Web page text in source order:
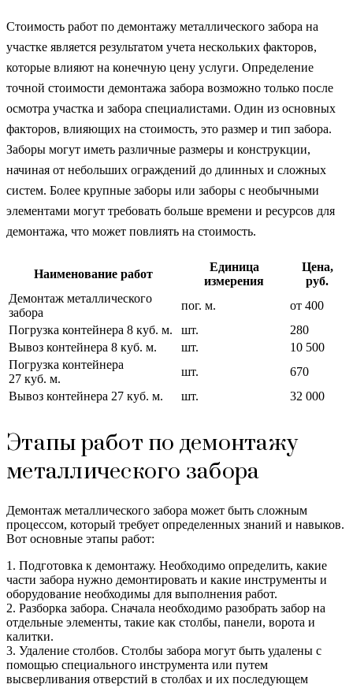
Стоимость работ по демонтажу металлического забора на
участке является результатом учета нескольких факторов,
которые влияют на конечную цену услуги. Определение
точной стоимости демонтажа забора возможно только после
осмотра участка и забора специалистами. Один из основных
факторов, влияющих на стоимость, это размер и тип забора.
Заборы могут иметь различные размеры и конструкции,
начиная от небольших ограждений до длинных и сложных
систем. Более крупные заборы или заборы с необычными
элементами могут требовать больше времени и ресурсов для
демонтажа, что может повлиять на стоимость.
Наименование работ
Единица
измерения
Цена,
руб.
Демонтаж металлического
забора
пог. м.
от 400
Погрузка контейнера 8 куб. м.
шт.
280
Вывоз контейнера 8 куб. м.
шт.
10 500
Погрузка контейнера
27 куб. м.
шт.
670
Вывоз контейнера 27 куб. м.
шт. 32 000
Этапы работ по демонтажу
металлического забора
Демонтаж металлического забора может быть сложным
процессом, который требует определенных знаний и навыков.
Вот основные этапы работ:
1. Подготовка к демонтажу. Необходимо определить, какие
части забора нужно демонтировать и какие инструменты и
оборудование необходимы для выполнения работ.
2. Разборка забора. Сначала необходимо разобрать забор на
отдельные элементы, такие как столбы, панели, ворота и
калитки.
3. Удаление столбов. Столбы забора могут быть удалены с
помощью специального инструмента или путем
высверливания отверстий в столбах и их последующем